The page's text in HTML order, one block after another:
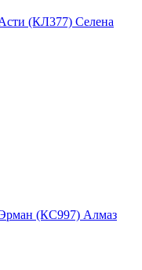
(КЛ377) Селена
(КС997) Алмаз